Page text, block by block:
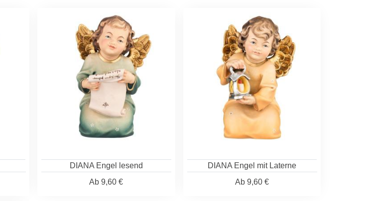
DIANA Engel lesend
Ab 9,60 €
DIANA Engel mit Laterne
Ab9,60 €